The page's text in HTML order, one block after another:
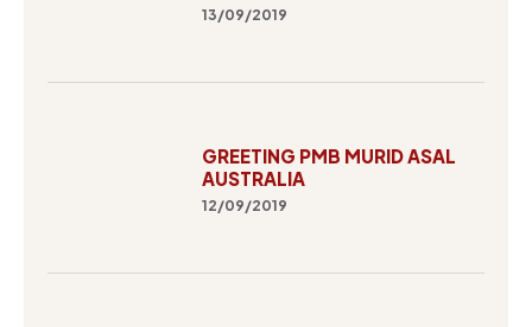
13/09/2019
GREETING PMB MURID ASAL
AUSTRALIA
12/09/2019